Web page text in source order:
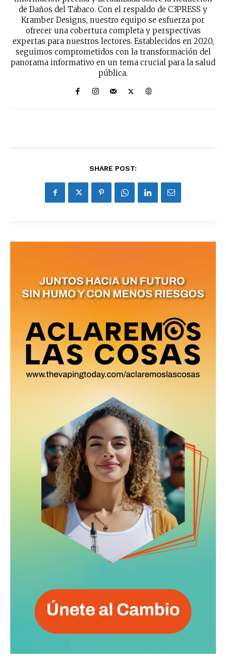
de Daños del Tabaco. Con el respaldo de C3PRESS y
Kramber Designs, nuestro equipo se esfuerza por
ofrecer una cobertura completa y perspectivas
expertas para nuestros lectores. Establecidos en 2020,
seguimos comprometidos con la transformación del
panorama informativo en un tema crucial para la salud
pública.
SHARE POST: